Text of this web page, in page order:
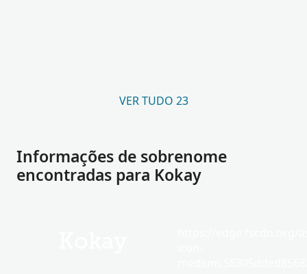
VER TUDO 23
Informações de sobrenome
encontradas para Kokay